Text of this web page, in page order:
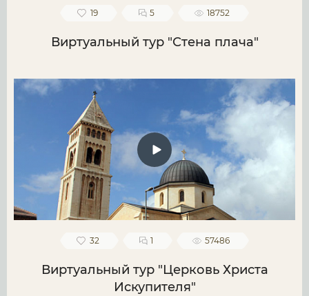
19 5 18752
Виртуальный тур "Стена плача"
32 1 57486
Виртуальный тур "Церковь Христа
Искупителя"